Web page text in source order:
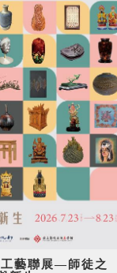
藝聯展—師徒之